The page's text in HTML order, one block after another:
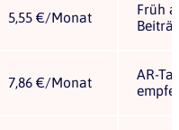
5,55 €/Monat
Früh
7,86 €/Monat
AR-